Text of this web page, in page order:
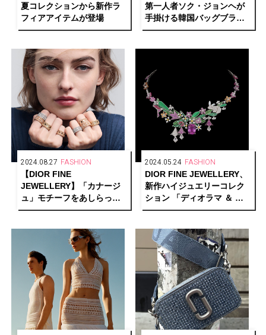
夏コレクションから新作ラ
フィアアイテムが登場
第一人者ソク・ジョンヘが
手掛ける韓国バッグブラン
ド「vunque（ブンク）」
2024.08.27 FASHION
【DIOR FINE
JEWELLERY】「カナージ
ュ」モチーフをあしらった
「マイ ディオール」が登場
2024.05.24 FASHION
DIOR FINE JEWELLERY、
新作ハイジュエリーコレク
ション 「ディオラマ ＆ デ
ィオリガミ」発表